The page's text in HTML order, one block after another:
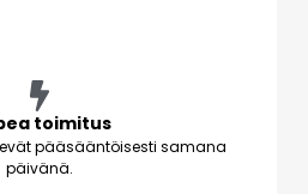
toimitus
pääsääntöisesti samana
päivänä.